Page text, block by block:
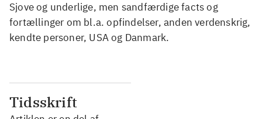
Sjove og underlige, men sandfærdige facts og
fortællinger om bl.a. opfindelser, anden verdenskrig,
kendte personer, USA og Danmark.
Tidsskrift